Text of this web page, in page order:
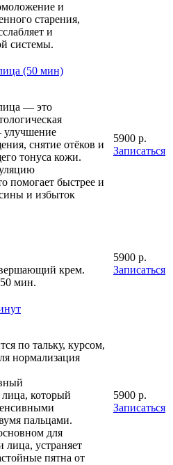
и
старения,
и
системы.
(50 мин)
— это
улучшение
снятие отёков и
тонуса кожи.
помогает быстрее и
и избыток
5900 р.
Записаться
крем.
мин.
5900 р.
Записаться
по тальку, курсом,
нормализация
который
пальцами.
для
устраняет
пятна от
5900 р.
Записаться